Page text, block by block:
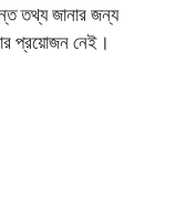
তথ্য জানার জন্য
প্রয়োজন নেই।